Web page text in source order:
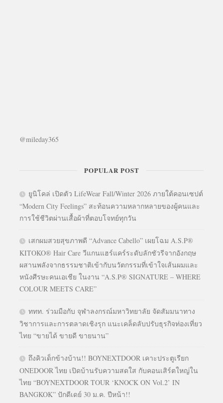
@mileday365
POPULAR POST
ยูนิโคล่ เปิดตัว LifeWear Fall/Winter 2026 ภายใต้คอนเซปต์
“Modern City Feelings” สะท้อนความหลากหลายของผู้คนและ
การใช้ชีวิตผ่านเสื้อผ้าที่ตอบโจทย์ทุกวัน
เสกผมสวยสุขภาพดี “Advance Cabello” เผยโฉม A.S.P®
KITOKO® Hair Care วีแกนแฮร์แคร์ระดับลักชัวรีจากอังกฤษ
ผสานพลังจากธรรมชาติเข้ากับนวัตกรรมที่เข้าใจเส้นผมและ
หนังศีรษะคนเอเชีย ในงาน “A.S.P® SIGNATURE – WHERE
COLOUR MEETS CARE”
ททท. ร่วมมือกับ จุฬาลงกรณ์มหาวิทยาลัย จัดสัมมนาทาง
วิชาการและการตลาดเชิงรุก แนะเคล็ดลับปรับธุรกิจท่องเที่ยว
ไทย “ขายได้ ขายดี ขายนาน”
ถึงคิวเด็กข้างบ้าน!! BOYNEXTDOOR เคาะประตูเรียก
ONEDOOR ไทย เปิดบ้านรับความสดใส กับคอนเสิร์ตใหญ่ใน
ไทย “BOYNEXTDOOR TOUR ‘KNOCK ON Vol.2’ IN
BANGKOK” ปักดีเดย์ 30 ม.ค. ปีหน้า!!